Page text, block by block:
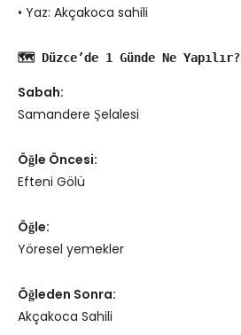
• Yaz: Akçakoca sahili
🗺️ Düzce’de 1 Günde Ne Yapılır?
Sabah:
Samandere Şelalesi
Öğle Öncesi:
Efteni Gölü
Öğle:
Yöresel yemekler
Öğleden Sonra:
Akçakoca Sahili